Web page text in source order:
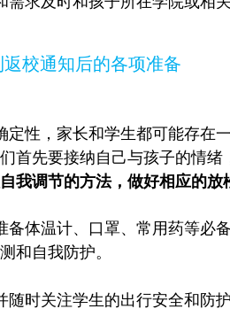
校通知后的各项准备
定性，家长和学生都可能存在
首先要接纳自己与孩子的情绪
我调节的方法，做好相应的放
备体温计、口罩、常用药等必
和自我防护。
时关注学生的出行安全和防护